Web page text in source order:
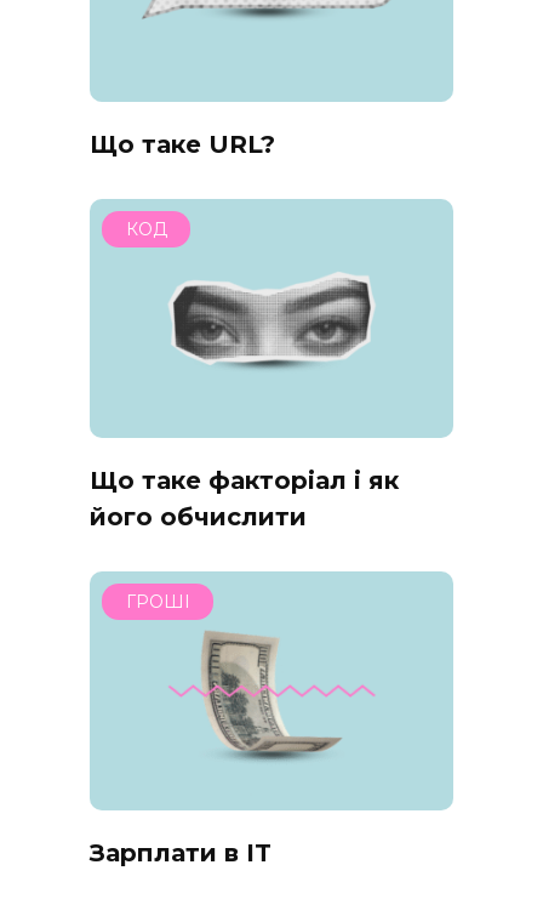
Що таке URL?
КОД
Що таке факторіал і як
його обчислити
ГРОШІ
Зарплати в IT